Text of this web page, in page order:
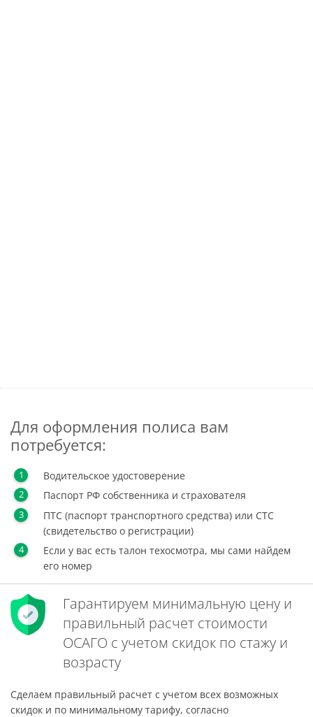
Для оформления полиса вам
потребуется:
Водительское удостоверение
Паспорт РФ собственника и страхователя
ПТС (паспорт транспортного средства) или СТС
(свидетельство о регистрации)
Если у вас есть талон техосмотра, мы сами найдем
его номер
Гарантируем минимальную цену и
правильный расчет стоимости
ОСАГО с учетом скидок по стажу и
возрасту
Сделаем правильный расчет с учетом всех возможных
скидок и по минимальному тарифу, согласно